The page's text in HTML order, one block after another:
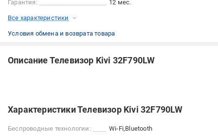
Гарантия:
12 мес.
Все характеристики
Условия обмена и возврата товара
Описание Телевизор Kivi 32F790LW
Характеристики Телевизор Kivi 32F790LW
Беспроводные технологии: Wi-Fi Bluetooth